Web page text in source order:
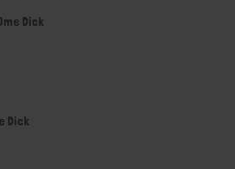
Dick
Dick